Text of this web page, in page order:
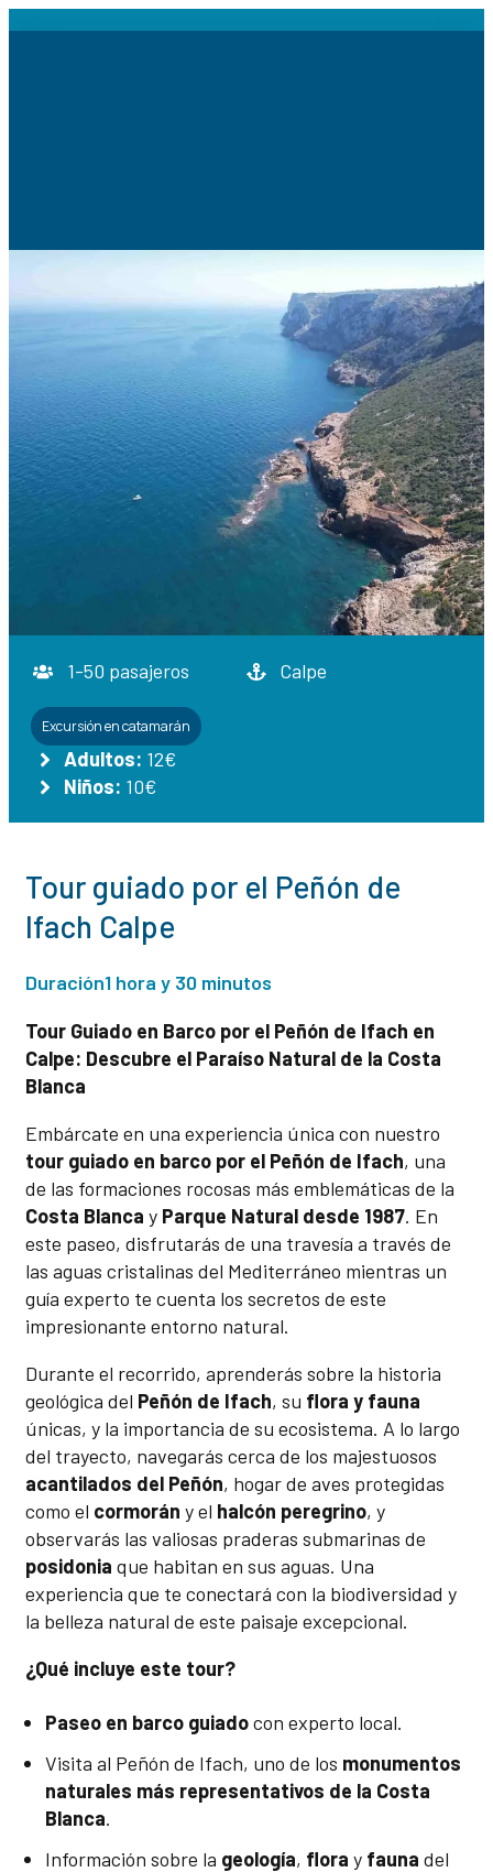
1-50 pasajeros Calpe
Excursión en catamarán
Adultos: 12€
Niños: 10€
Tour guiado por el Peñón de
Ifach Calpe
Duración1 hora y 30 minutos
Tour Guiado en Barco por el Peñón de Ifach en
Calpe: Descubre el Paraíso Natural de la Costa
Blanca
Embárcate en una experiencia única con nuestro
tour guiado en barco por el Peñón de Ifach, una
de las formaciones rocosas más emblemáticas de la
Costa Blanca y Parque Natural desde 1987. En
este paseo, disfrutarás de una travesía a través de
las aguas cristalinas del Mediterráneo mientras un
guía experto te cuenta los secretos de este
impresionante entorno natural.
Durante el recorrido, aprenderás sobre la historia
geológica del Peñón de Ifach, su flora y fauna
únicas, y la importancia de su ecosistema. A lo largo
del trayecto, navegarás cerca de los majestuosos
acantilados del Peñón, hogar de aves protegidas
como el cormorán y el halcón peregrino, y
observarás las valiosas praderas submarinas de
posidonia que habitan en sus aguas. Una
experiencia que te conectará con la biodiversidad y
la belleza natural de este paisaje excepcional.
¿Qué incluye este tour?
Paseo en barco guiadocon experto local.
Visita al Peñón de Ifach, uno de los monumentos
naturales más representativos de la Costa
Blanca.
Información sobre la geología, flora y fauna del